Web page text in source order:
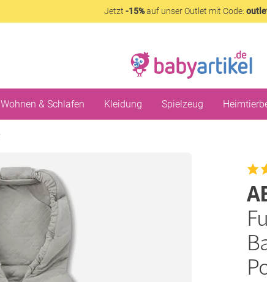
Jetzt -15%auf unser Outlet mit Code:
Wohnen & Schlafen Kleidung Spielzeug